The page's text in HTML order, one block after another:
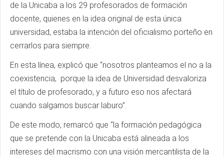
de la Unicaba a los 29 profesorados de formación
docente, quienes en la idea original de esta única
universidad, estaba la intención del oficialismo porteño en
cerrarlos para siempre.
En esta línea, explicó que “nosotros planteamos el no a la
coexistencia, porque la idea de Universidad desvaloriza
el título de profesorado, y a futuro eso nos afectará
cuando salgamos buscar laburo”.
De este modo, remarcó que “la formación pedagógica
que se pretende con la Unicaba está alineada a los
intereses del macrismo con una visión mercantilista de la